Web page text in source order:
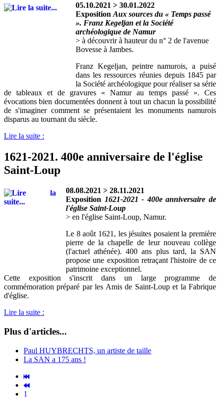
05.10.2021 > 30.01.2022
Exposition Aux sources du « Temps passé
». Franz Kegeljan et la Société
archéologique de Namur
> à découvrir à hauteur du n° 2 de l'avenue
Bovesse à Jambes.
Franz Kegeljan, peintre namurois, a puisé
dans les ressources réunies depuis 1845 par
la Société archéologique pour réaliser sa série
de tableaux et de gravures « Namur au temps passé ». Ces
évocations bien documentées donnent à tout un chacun la possibilité
de s'imaginer comment se présentaient les monuments namurois
disparus au tournant du siècle.
Lire la suite :
1621-2021. 400e anniversaire de l'église
Saint-Loup
08.08.2021 > 28.11.2021
Exposition 1621-2021 - 400e anniversaire de
l'église Saint-Loup
> en l'église Saint-Loup, Namur.
Le 8 août 1621, les jésuites posaient la première
pierre de la chapelle de leur nouveau collège
(l'actuel athénée). 400 ans plus tard, la SAN
propose une exposition retraçant l'histoire de ce
patrimoine exceptionnel.
Cette exposition s'inscrit dans un large programme de
commémoration préparé par les Amis de Saint-Loup et la Fabrique
d'église.
Lire la suite :
Plus d'articles...
Paul HUYBRECHTS, un artiste de taille
La SAN a 175 ans !
1